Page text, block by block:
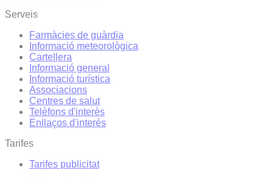
Serveis
Farmàcies de guàrdia
Informació meteorològica
Cartellera
Informació general
Informació turística
Associacions
Centres de salut
Telèfons d'interès
Enllaços d'interés
Tarifes
Tarifes publicitat